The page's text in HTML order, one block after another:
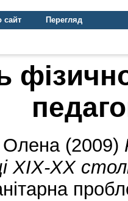
сайт Перегляд
Олена(2009)
ХІХ-ХХ